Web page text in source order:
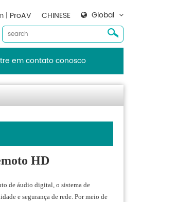
Global
CHINESE
| ProAV
em contato conosco
HD
de áudio digital, o sistema de
e segurança de rede. Por meio de